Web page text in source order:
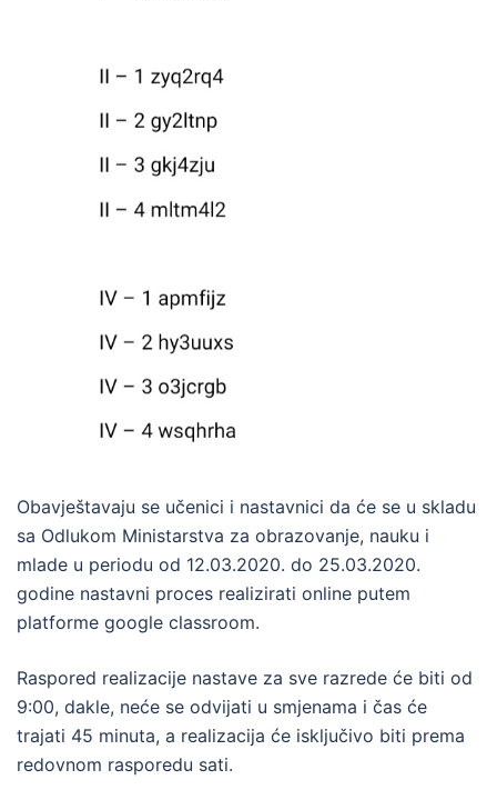
Obavještavaju se učenici i nastavnici da će se u skladu
sa Odlukom Ministarstva za obrazovanje, nauku i
mlade u periodu od 12.03.2020. do 25.03.2020.
godine nastavni proces realizirati online putem
platforme google classroom.
Raspored realizacije nastave za sve razrede će biti od
9:00, dakle, neće se odvijati u smjenama i čas će
trajati 45 minuta, a realizacija će isključivo biti prema
redovnom rasporedu sati.